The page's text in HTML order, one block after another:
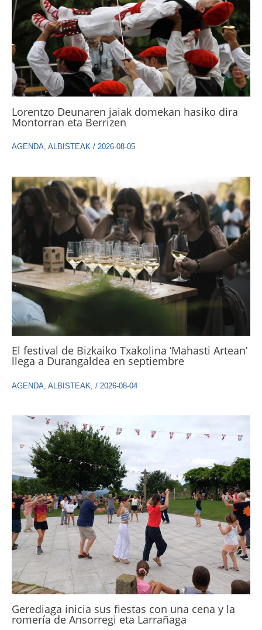
Lorentzo Deunaren jaiak domekan hasiko dira
Montorran eta Berrizen
AGENDA, ALBISTEAK / 2026-08-05
El festival de Bizkaiko Txakolina ‘Mahasti Artean’
llega a Durangaldea en septiembre
AGENDA ALBISTEAK / 2026-08-04
Gerediaga inicia sus fiestas con una cena y la
romería de Ansorregi eta Larrañaga